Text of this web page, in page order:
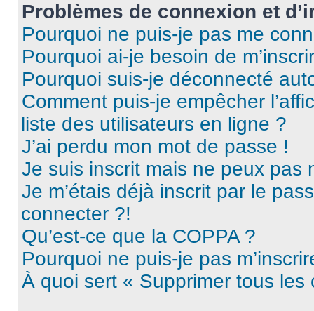
Problèmes de connexion et
Pourquoi ne puis-je pas me
Pourquoi ai-je besoin de
Pourquoi suis-je déconnecté
Comment puis-je empêcher
liste des utilisateurs en ligne ?
J’ai perdu mon mot de passe !
Je suis inscrit mais ne peux pas
Je m’étais déjà inscrit par le
connecter ?!
Qu’est-ce que la COPPA ?
Pourquoi ne puis-je pas
À quoi sert « Supprimer tous les